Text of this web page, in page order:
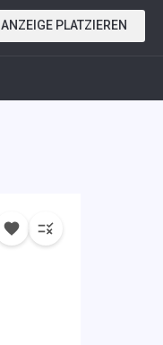
ANZEIGE PLATZIEREN